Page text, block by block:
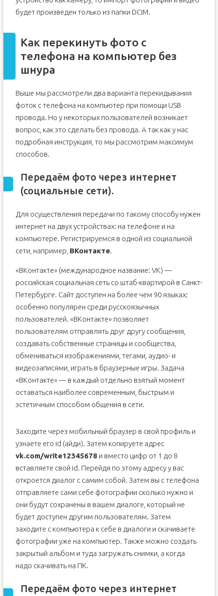
будет произведен только из папки DCIM.
Как перекинуть фото с
телефона на компьютер без
шнура
Выше мы рассмотрели два варианта перекидывания
фоток с телефона на компьютер при помощи USB
провода. Но у некоторых пользователей возникает
вопрос, как это сделать без провода. А так как у нас
подробная инструкция, то мы рассмотрим максимум
способов.
Передаём фото через интернет
(социальные сети).
Для осуществления передачи по такому способу нужен
интернет на двух устройствах: на телефоне и на
компьютере. Регистрируемся в одной из социальной
сети, например, ВКонтакте.
«ВКонтакте» (международное название: VK) —
российская социальная сеть со штаб-квартирой в Санкт-
Петербурге. Сайт доступен на более чем 90 языках;
особенно популярен среди русскоязычных
пользователей. «ВКонтакте» позволяет
пользователям отправлять друг другу сообщения,
создавать собственные страницы и сообщества,
обмениваться изображениями, тегами, аудио- и
видеозаписями, играть в браузерные игры. Задача
«ВКонтакте» — в каждый отдельно взятый момент
оставаться наиболее современным, быстрым и
эстетичным способом общения в сети.
Заходите через мобильный браузер в свой профиль и
узнаете его id (айди). Затем копируете адрес
vk.com/write12345678и вместо цифр от 1 до 8
вставляете свой id. Перейдя по этому адресу у вас
откроется диалог с самим собой. Затем вы с телефона
отправляете сами себе фотографии сколько нужно и
они будут сохранены в вашем диалоге, который не
будет доступен другим пользователям. Затем
заходите с компьютера к себе в диалоги и скачиваете
фотографии уже на компьютер. Также можно создать
закрытый альбом и туда загружать снимки, а когда
надо скачивать на ПК.
Передаём фото через интернет